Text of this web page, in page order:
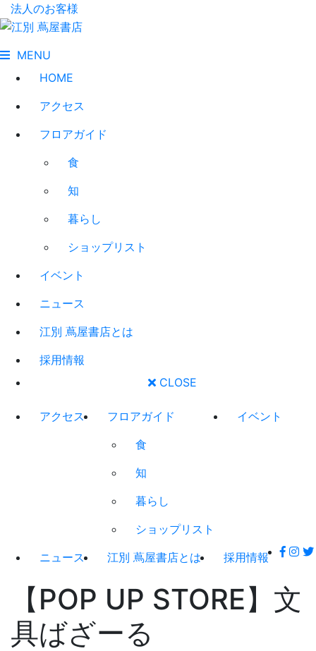
法人のお客様
MENU
HOME
アクセス
フロアガイド
食
知
暮らし
ショップリスト
イベント
ニュース
江別 蔦屋書店とは
採用情報
CLOSE
アクセス
フロアガイド
食
知
暮らし
ショップリスト
イベント
ニュース 江別 蔦屋書店とは 採用情報
【POP UP STORE】文
具ばざーる